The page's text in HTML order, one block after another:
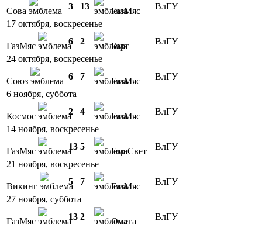
Сова 3 13 ГазМяс
ВлГУ
17 октября, воскресенье
ГазМяс 6 2 Барс
ВлГУ
24 октября, воскресенье
Союз 6 7 ГазМяс
ВлГУ
6 ноября, суббота
Космос 2 4 ГазМяс
ВлГУ
14 ноября, воскресенье
ГазМяс 13 5 Гор Свет
ВлГУ
21 ноября, воскресенье
Викинг 5 7 ГазМяс
ВлГУ
27 ноября, суббота
ГазМяс 13 2 Омега
ВлГУ